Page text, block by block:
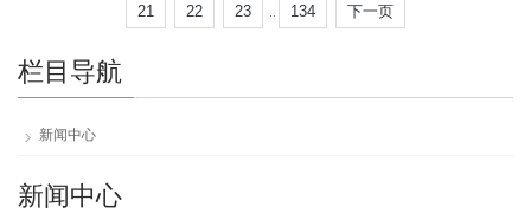
21 22 23 .. 134 下一页
栏目导航
新闻中心
新闻中心